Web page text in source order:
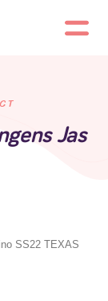
Jas
SS22 TEXAS